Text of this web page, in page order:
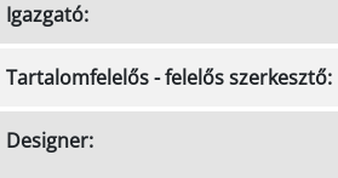
Igazgató:
Tartalomfelelős - felelős szerkesztő:
Designer: